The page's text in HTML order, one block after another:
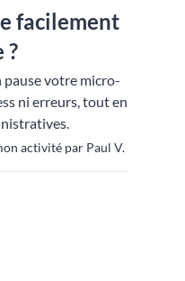
facilement
?
votre micro-
ni erreurs, tout en
activité par Paul V.